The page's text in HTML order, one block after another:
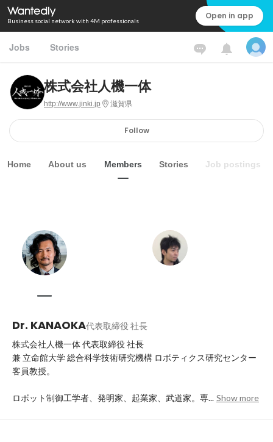
Business social network with 4M professionals Open in app
Jobs Stories
株式会社人機一体
http://www.jinki.jp 滋賀県
Follow
Home About us Members Stories Job postings
Dr. KANAOKA代表取締役 社長
株式会社人機一体 代表取締役 社長
兼 立命館大学 総合科学技術研究機構 ロボティクス研究センター
客員教授。
ロボット制御工学者、発明家、起業家、武道家。専... Show more